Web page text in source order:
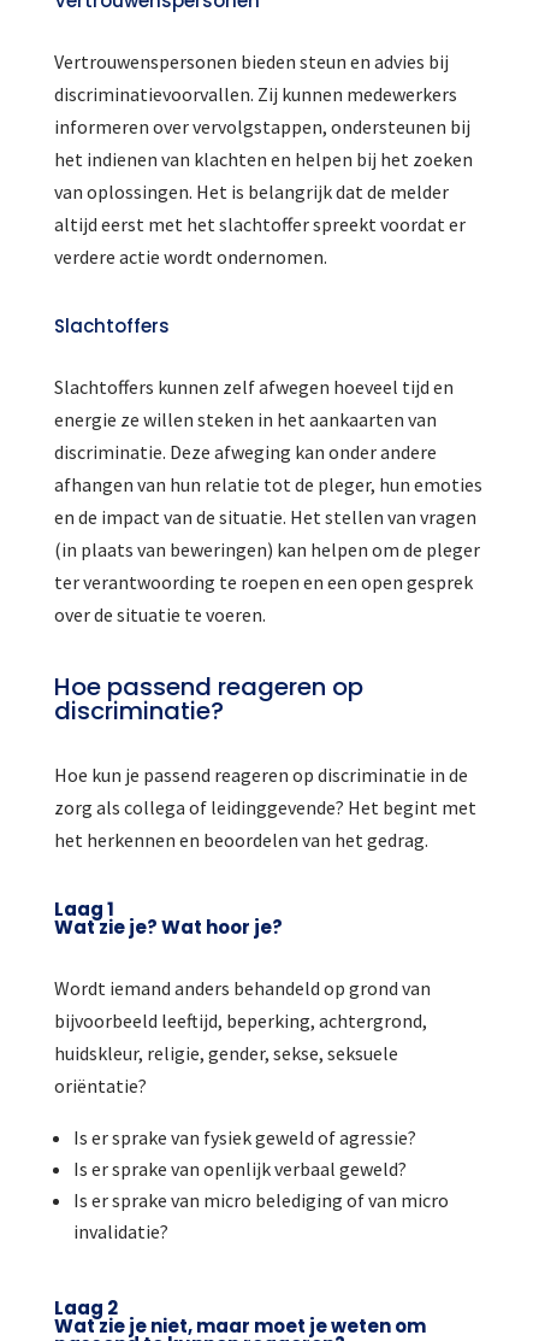
Vertrouwenspersonen bieden steun en advies bij
discriminatievoorvallen. Zij kunnen medewerkers
informeren over vervolgstappen, ondersteunen bij
het indienen van klachten en helpen bij het zoeken
van oplossingen. Het is belangrijk dat de melder
altijd eerst met het slachtoffer spreekt voordat er
verdere actie wordt ondernomen.
Slachtoffers
Slachtoffers kunnen zelf afwegen hoeveel tijd en
energie ze willen steken in het aankaarten van
discriminatie. Deze afweging kan onder andere
afhangen van hun relatie tot de pleger, hun emoties
en de impact van de situatie. Het stellen van vragen
(in plaats van beweringen) kan helpen om de pleger
ter verantwoording te roepen en een open gesprek
over de situatie te voeren.
Hoe passend reageren op
discriminatie?
Hoe kun je passend reageren op discriminatie in de
zorg als collega of leidinggevende? Het begint met
het herkennen en beoordelen van het gedrag.
Laag 1
Wat zie je? Wat hoor je?
Wordt iemand anders behandeld op grond van
bijvoorbeeld leeftijd, beperking, achtergrond,
huidskleur, religie, gender, sekse, seksuele
oriëntatie?
Is er sprake van fysiek geweld of agressie?
Is er sprake van openlijk verbaal geweld?
Is er sprake van micro belediging of van micro
invalidatie?
Laag 2
Wat zie je niet, maar moet je weten om